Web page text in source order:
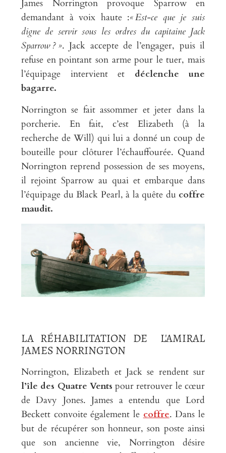
James Norrington provoque Sparrow en
demandant à voix haute :« Est-ce que je suis
digne de servir sous les ordres du capitaine Jack
Sparrow ? ». Jack accepte de l’engager, puis il
refuse en pointant son arme pour le tuer, mais
l’équipage intervient et déclenche une
bagarre.
Norrington se fait assommer et jeter dans la
porcherie. En fait, c’est Elizabeth (à la
recherche de Will) qui lui a donné un coup de
bouteille pour clôturer l’échauffourée. Quand
Norrington reprend possession de ses moyens,
il rejoint Sparrow au quai et embarque dans
l’équipage du Black Pearl, à la quête du coffre
maudit.
LA RÉHABILITATION DE L'AMIRAL
JAMES NORRINGTON
Norrington, Elizabeth et Jack se rendent sur
l’île des Quatre Vents pour retrouver le cœur
de Davy Jones. James a entendu que Lord
Beckett convoite également le coffre. Dans le
but de récupérer son honneur, son poste ainsi
que son ancienne vie, Norrington désire